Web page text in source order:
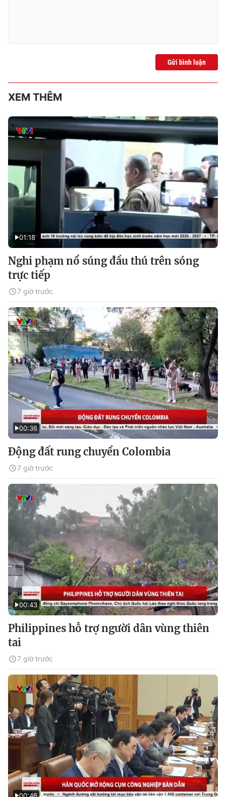
Gửi bình luận
XEM THÊM
01:18
Nghi phạm nổ súng đầu thú trên sóng
trực tiếp
7 giờ trước
00:36
Động đất rung chuyển Colombia
7 giờ trước
00:43
Philippines hỗ trợ người dân vùng thiên
tai
7 giờ trước